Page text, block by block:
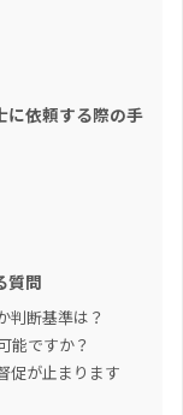
に依頼する際の手
質問
判断基準は？
能ですか？
促が止まります